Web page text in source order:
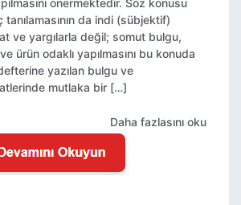
tanılamasının da indi (sübjektif)
ve yargılarla değil; somut bulgu,
ürün odaklı yapılmasını bu konuda
yazılan bulgu ve
mutlaka bir […]
Daha fazlasını oku